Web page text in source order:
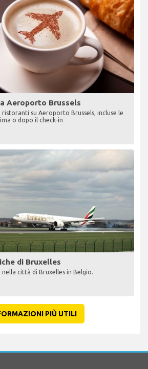
Aeroporto Brussels
su Aeroporto Brussels, incluse le
o dopo il check-in
di Bruxelles
nella città di Bruxelles in Belgio.
PIÙ UTILI